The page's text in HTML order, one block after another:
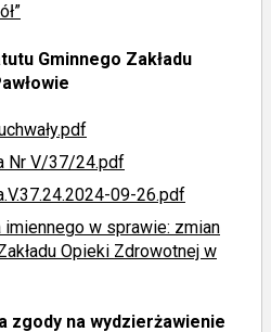
Gminnego Zakładu
Nr V/37/24.pdf
09-26.pdf
imiennego w sprawie: zmian
Opieki Zdrowotnej w
zgody na wydzierżawienie